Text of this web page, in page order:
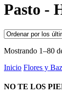
Pasto -
Mostrando 1–80
Inicio Flores y
NO TE LOS